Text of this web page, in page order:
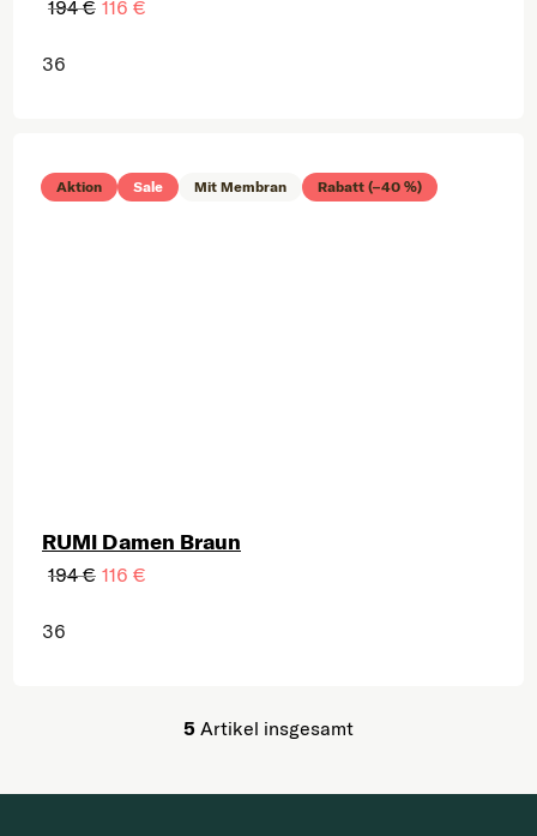
194 € 116 €
36
Aktion Sale Mit Membran Rabatt (–40 %)
RUMI Damen Braun
194 € 116 €
36
Steuerelemente der
5 Artikel insgesamt